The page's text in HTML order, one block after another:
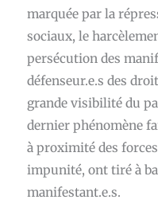
marquée par la
sociaux, le
persécution des
défenseur.e.s des
grande visibilité du
dernier phénomène
à proximité des
impunité, ont tiré à
manifestant.e.s.